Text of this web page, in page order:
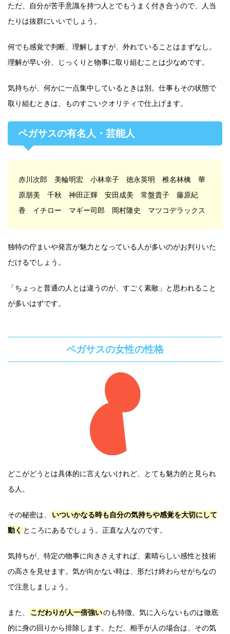
ただ、自分が苦手意識を持つ人とでもうまく付き合うので、人当
たりは抜群にいいでしょう。
何でも感覚で判断、理解しますが、外れていることはまずなし。
理解が早い分、じっくりと物事に取り組むことは少なめです。
気持ちが、何かに一点集中しているときは別。仕事もその状態で
取り組むときは、ものすごいクオリティで仕上げます。
ペガサスの有名人・芸能人
赤川次郎 美輪明宏 小林幸子 徳永英明 椎名林檎 華
原朋美 千秋 神田正輝 安田成美 常盤貴子 藤原紀
香 イチロー マギー司郎 岡村隆史 マツコデラックス
独特の佇まいや発言が魅力となっている人が多いのがお判りいた
だけるでしょう。
「ちょっと普通の人とは違うのが、すごく素敵」と思われること
が多いはずです。
ペガサスの女性の性格
どこがどうとは具体的に言えないけれど、とても魅力的と見られ
る人。
その秘密は、
いついかなる時も自分の気持ちや感覚を大切にして
動く ところにあるでしょう。正直な人なのです。
気持ちが、特定の物事に向きさえすれば、素晴らしい感性と技術
の高さを見せます。気が向かない時は、形だけ終わらせがちなの
で注意しましょう。
また、 こだわりが人一倍強いのも特徴。気に入らないものは徹底
的に身の回りから排除します。ただ、相手が人の場合は、その気